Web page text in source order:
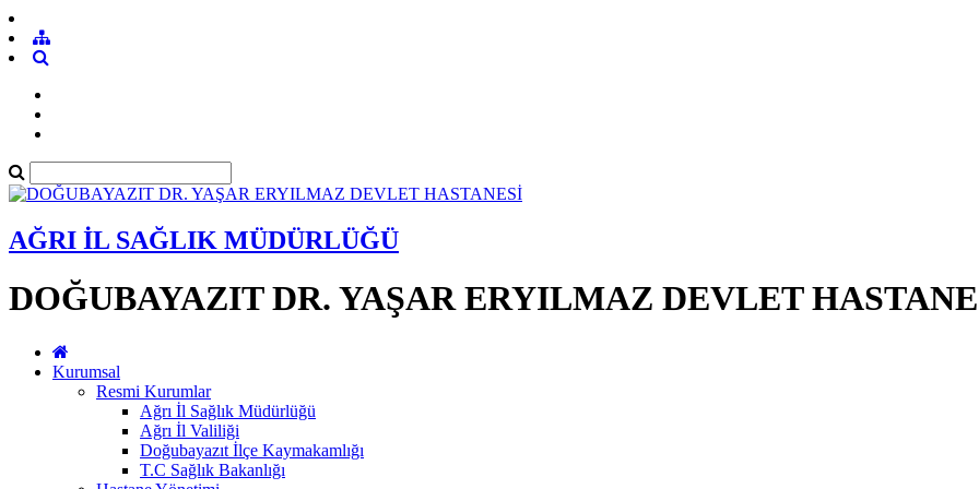
AĞRI İL SAĞLIK MÜDÜRLÜĞÜ
DOĞUBAYAZIT DR. YAŞAR ERYILMAZ DEVLET
Kurumsal
Resmi Kurumlar
Ağrı İl Sağlık Müdürlüğü
Ağrı İl Valiliği
Doğubayazıt İlçe Kaymakamlığı
T.C Sağlık Bakanlığı